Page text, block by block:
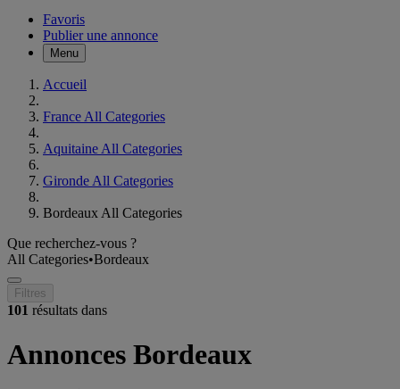
Favoris
Publier une annonce
Menu
Accueil
France All Categories
Aquitaine All Categories
Gironde All Categories
Bordeaux All Categories
Que recherchez-vous ?
All Categories•Bordeaux
Filtres
101 résultats dans
Annonces Bordeaux